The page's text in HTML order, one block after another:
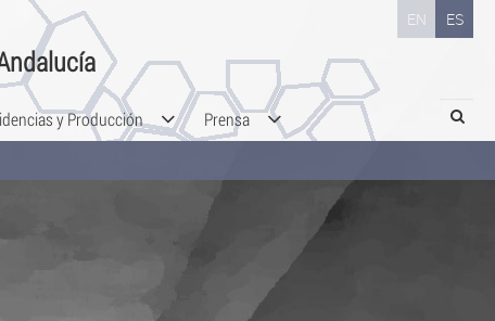
ES
EN
y Producción Prensa Search